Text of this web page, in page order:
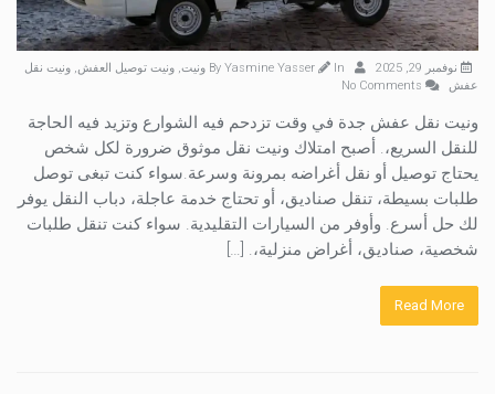
نوفمبر 29, 2025 Yasmine Yasser In ونيت, ونيت توصيل العفش, ونيت نقل
عفش
ونيت نقل عفش جدة في وقت تزدحم فيه الشوارع وتزيد فيه الحاجة
للنقل السريع،. أصبح امتلاك ونيت نقل موثوق ضرورة لكل شخص
يحتاج توصيل أو نقل أغراضه بمرونة وسرعة.سواء كنت تبغى توصل
طلبات بسيطة، تنقل صناديق، أو تحتاج خدمة عاجلة، دباب النقل يوفر
لك حل أسرع. وأوفر من السيارات التقليدية. سواء كنت تنقل طلبات
شخصية، صناديق، أغراض منزلية،. […]
Read More